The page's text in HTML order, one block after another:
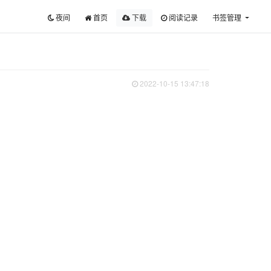
夜间 首页 下载 阅读记录 书签管理
2022-10-15 13:47:18